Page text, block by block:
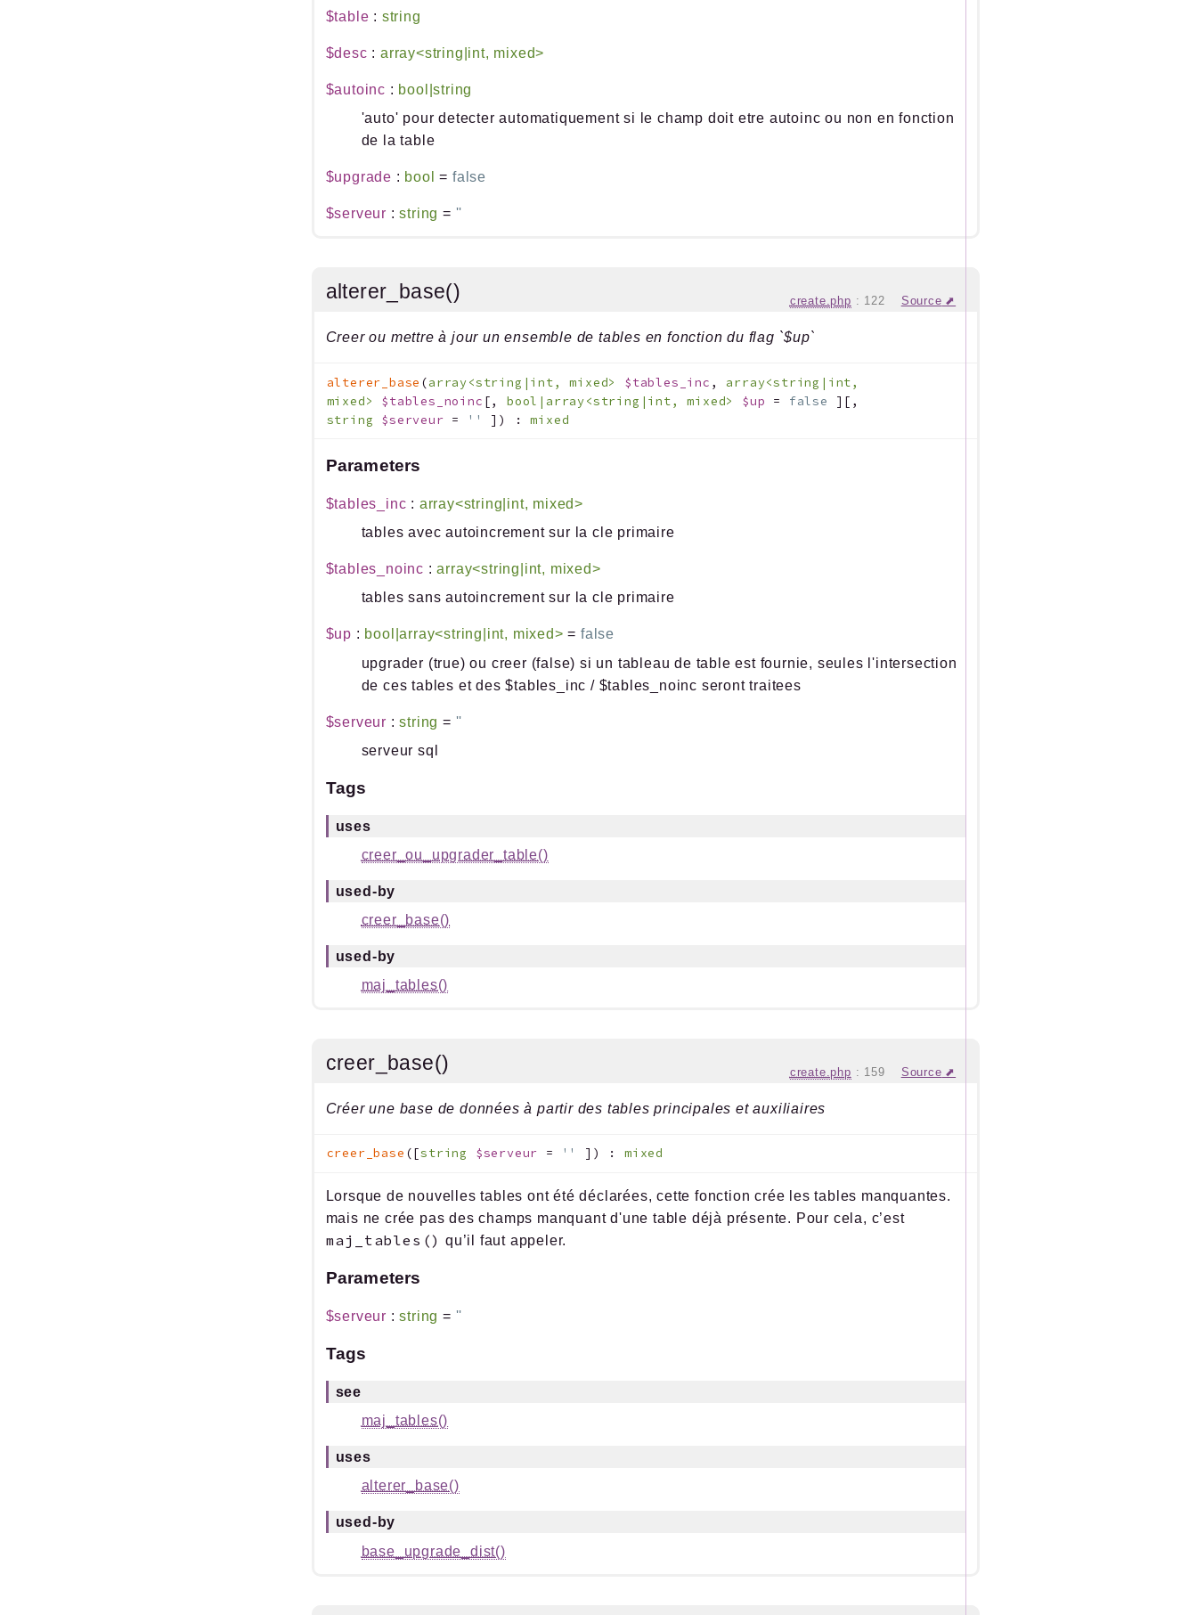
$table : string
$desc : array<string|int, mixed>
$autoinc : bool|string
'auto' pour detecter automatiquement si le champ doit etre autoinc ou non en fonction
de la table
$upgrade : bool = false
$serveur :string = ''
alterer_base() create.php : 122 Source
Creer ou mettre à jour un ensemble de tables en fonction du flag `$up`
alterer_base (array<string|int, mixed> $tables_inc , array<string|int,
mixed> $tables_noinc [, bool|array<string|int, mixed> $up = false ] [ ,
string $serveur = '' ] ) :mixed
Parameters
$tables_inc : array<string|int, mixed>
tables avec autoincrement sur la cle primaire
$tables_noinc :array<string|int, mixed>
tables sans autoincrement sur la cle primaire
$up : bool|array<string|int, mixed> = false
upgrader (true) ou creer (false) si un tableau de table est fournie, seules l'intersection
de ces tables et des $tables_inc / $tables_noinc seront traitees
$serveur :string = ''
serveur sql
Tags
uses
creer_ou_upgrader_table()
used-by
creer_base()
used-by
maj_tables()
creer_base() create.php : 159 Source
Créer une base de données à partir des tables principales et auxiliaires
creer_base ([string $serveur = '' ] ) :mixed
Lorsque de nouvelles tables ont été déclarées, cette fonction crée les tables manquantes.
mais ne crée pas des champs manquant d'une table déjà présente. Pour cela, c’est
maj_tables() qu’il faut appeler.
Parameters
$serveur :string = ''
Tags
see
maj_tables()
uses
alterer_base()
used-by
base_upgrade_dist()